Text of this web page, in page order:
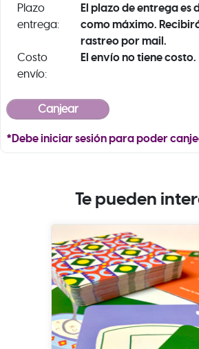
Plazo
entrega:
El plazo de entrega es
como máximo.
rastreo por mail.
Costo
envío:
El envío no tiene costo.
*Debe iniciar sesión para poder
Te pueden